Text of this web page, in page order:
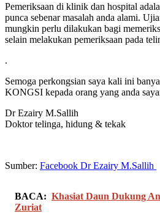
Pemeriksaan di klinik dan hospital
punca sebenar masalah anda alami.
mungkin perlu dilakukan bagi
selain melakukan pemeriksaan pada
.
Semoga perkongsian saya kali ini
KONGSI kepada orang yang anda
Dr Ezairy M.Sallih
Doktor telinga, hidung & tekak
Sumber: Facebook Dr Ezairy M.Sallih
BACA: Khasiat Daun Dukung
Zuriat